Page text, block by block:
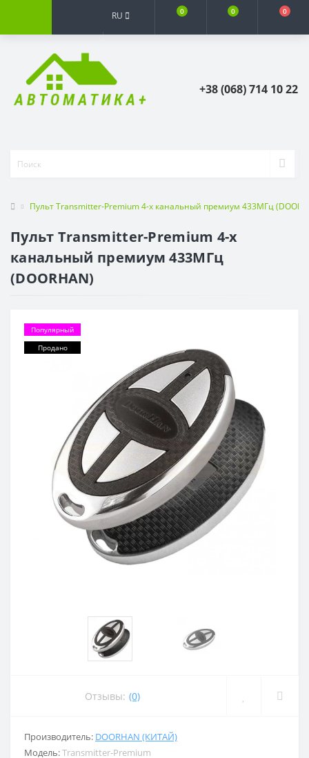
RU 0 0 0
+38 (068) 714 10 22
Пульт Transmitter-Premium 4-х канальный премиум 433МГц
Пульт Transmitter-Premium 4-х
канальный премиум 433МГц
(DOORHAN)
Популярный
Продано
Отзывы: (0)
Производитель: DOORHAN (КИТАЙ)
Модель:Transmitter-Premium